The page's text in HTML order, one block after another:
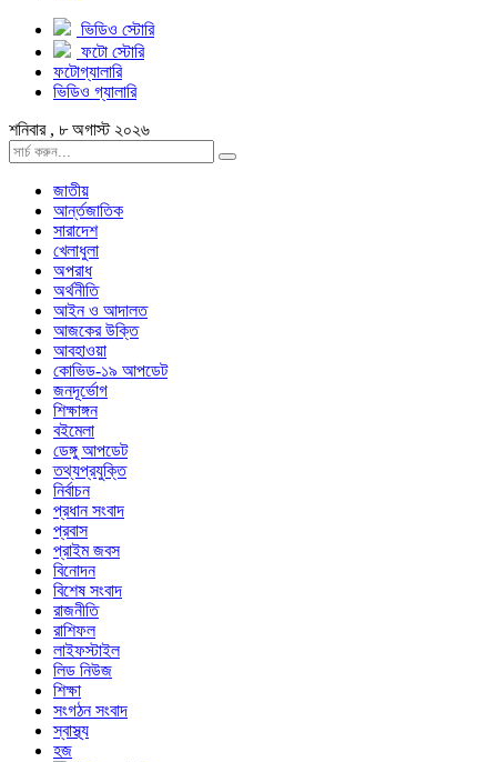
ভিডিও স্টোরি
ফটো স্টোরি
ফটোগ্যালারি
ভিডিও গ্যালারি
শনিবার , ৮ অগাস্ট ২০২৬
জাতীয়
আর্ন্তজাতিক
সারাদেশ
খেলাধুলা
অপরাধ
অর্থনীতি
আইন ও আদালত
আজকের উক্তি
আবহাওয়া
কোভিড-১৯ আপডেট
জনদূর্ভোগ
শিক্ষাঙ্গন
বইমেলা
ডেঙ্গু আপডেট
তথ্যপ্রযুক্তি
নির্বাচন
প্রধান সংবাদ
প্রবাস
প্রাইম জবস
বিনোদন
বিশেষ সংবাদ
রাজনীতি
রাশিফল
লাইফস্টাইল
লিড নিউজ
শিক্ষা
সংগঠন সংবাদ
স্বাস্থ্য
হজ